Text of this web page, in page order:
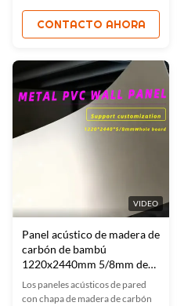
bambú. Inodoro, ignífugo y
resistente a la humedad para uso
en interiores / exteriores. colores
disponibles. Instalación fácil,No
se necesitan
herramientas.Calidad certificada
ISO, ideal para hoteles, oficinas y
CONTACTO AHORA
VIDEO
Panel acústico de madera de
carbón de bambú
1220x2440mm 5/8mm de
espesor
Los paneles acústicos de pared
con chapa de madera de carbón